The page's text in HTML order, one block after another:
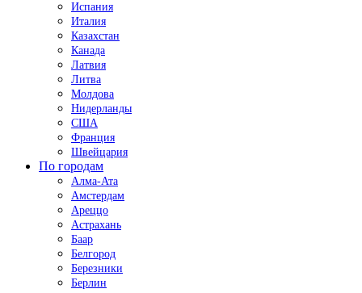
Испания
Италия
Казахстан
Канада
Латвия
Литва
Молдова
Нидерланды
США
Франция
Швейцария
По городам
Алма-Ата
Амстердам
Ареццо
Астрахань
Баар
Белгород
Березники
Берлин